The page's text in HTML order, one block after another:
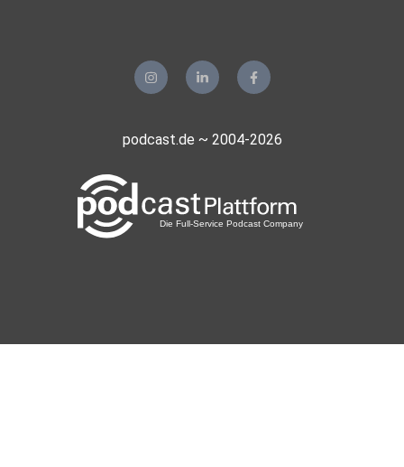
podcast.de ~ 2004-2026